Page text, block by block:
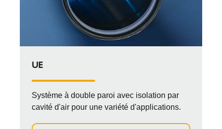
UE
Système à double paroi avec isolation par
cavité d'air pour une variété d'applications.